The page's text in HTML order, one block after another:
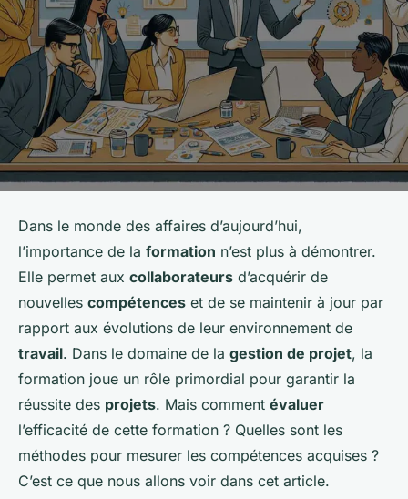
Dans le monde des affaires d’aujourd’hui,
l’importance de la formation n’est plus à démontrer.
Elle permet aux collaborateurs d’acquérir de
nouvelles compétences et de se maintenir à jour par
rapport aux évolutions de leur environnement de
travail. Dans le domaine de la gestion de projet, la
formation joue un rôle primordial pour garantir la
réussite des projets. Mais comment évaluer
l’efficacité de cette formation ? Quelles sont les
méthodes pour mesurer les compétences acquises ?
C’est ce que nous allons voir dans cet article.